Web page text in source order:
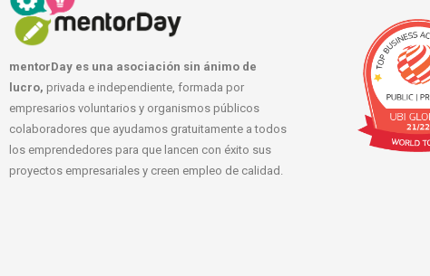
mentorDay es una asociación sin ánimo de
lucro, privada e independiente, formada por
empresarios voluntarios y organismos públicos
colaboradores que ayudamos gratuitamente a todos
los emprendedores para que lancen con éxito sus
proyectos empresariales y creen empleo de calidad.